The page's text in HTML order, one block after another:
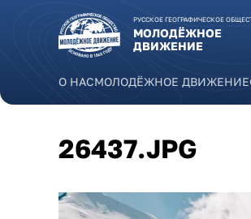
РУССКОЕ ГЕОГРАФИЧЕСКОЕ
МОЛОДЁЖНОЕ
ДВИЖЕНИЕ
О НАСМОЛОДЁЖНОЕ ДВИЖЕНИЕ
26437.JPG